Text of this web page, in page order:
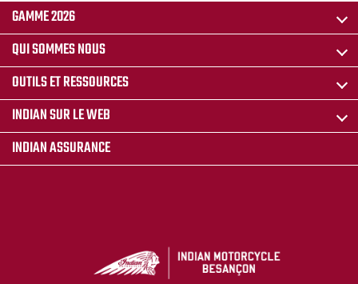
GAMME 2026
QUI SOMMES NOUS
OUTILS ET RESSOURCES
INDIAN SUR LE WEB
INDIAN ASSURANCE